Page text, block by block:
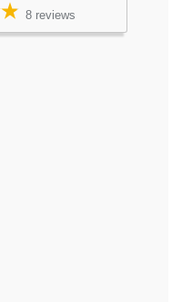
8 reviews